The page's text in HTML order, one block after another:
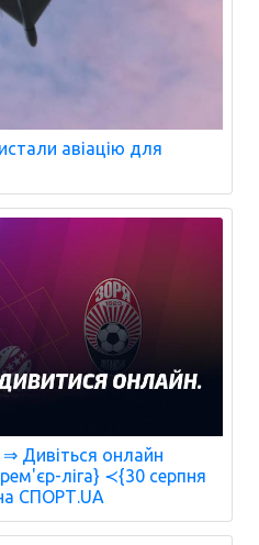
авіацію для
Дивіться онлайн
ліга} ≺{30 серпня
СПОРТ.UA